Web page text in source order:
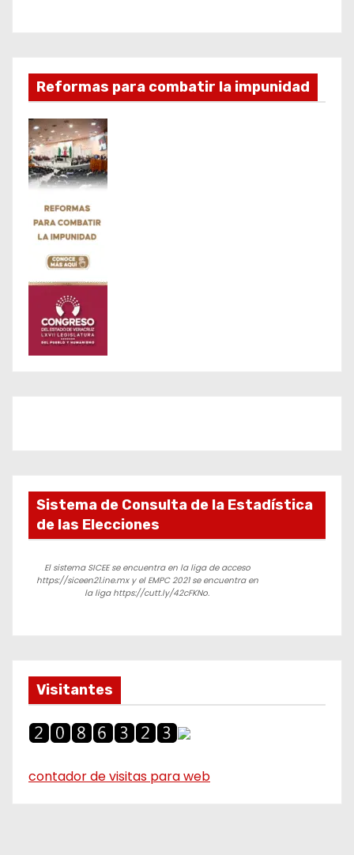
Reformas para combatir la impunidad
Sistema de Consulta de la Estadística
de las Elecciones
El sistema SICEE se encuentra en la liga de acceso
https://siceen21.ine.mx y el EMPC 2021 se encuentra en
la liga https://cutt.ly/42cFKNo.
Visitantes
contador de visitas para web